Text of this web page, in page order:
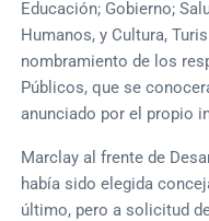
Educación; Gobierno;
Humanos, y Cultura,
nombramiento de los
Públicos, que se
anunciado por el propio
Marclay al frente de
había sido elegida
último, pero a solicitud